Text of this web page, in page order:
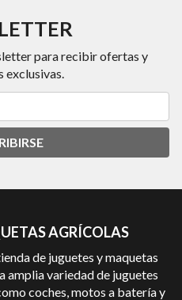
para recibir ofertas y
exclusivas.
AGRÍCOLAS
de juguetes y maquetas
amplia variedad de juguetes
coches, motos a batería y